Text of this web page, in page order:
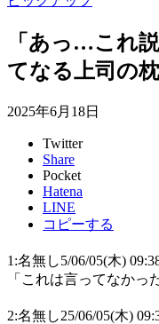
「あっ…これ
てなる上司の
2025年6月18日
Twitter
Share
Pocket
Hatena
LINE
コピーする
1:名無し5/06/05(木)
「これは言ってなかっ
2:名無し25/06/05(木)